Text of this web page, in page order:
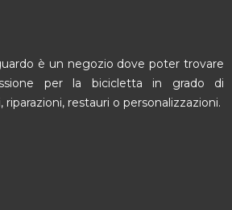
è un negozio dove poter trovare
per la bicicletta in grado di
riparazioni, restauri o personalizzazioni.